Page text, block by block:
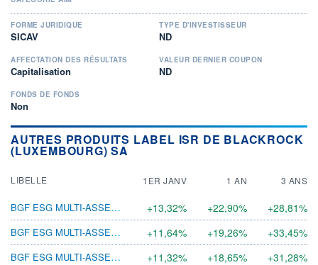
FORME JURIDIQUE
SICAV
TYPE D'INVESTISSEUR
ND
AFFECTATION DES RÉSULTATS
Capitalisation
VALEUR DERNIER COUPON
ND
FONDS DE FONDS
Non
AUTRES PRODUITS LABEL ISR DE BLACKROCK
(LUXEMBOURG) SA
LIBELLE 1ER JANV 1 AN 3 ANS
BGF ESG MULTI-ASSET A10 CNH H +13,32% +22,90%
+28,81%
BGF ESG MULTI-ASSET D2 USD H
+11,64% +19,26%
+33,45%
BGF ESG MULTI-ASSET A8 USD H
+11,32% +18,65%
+31,28%